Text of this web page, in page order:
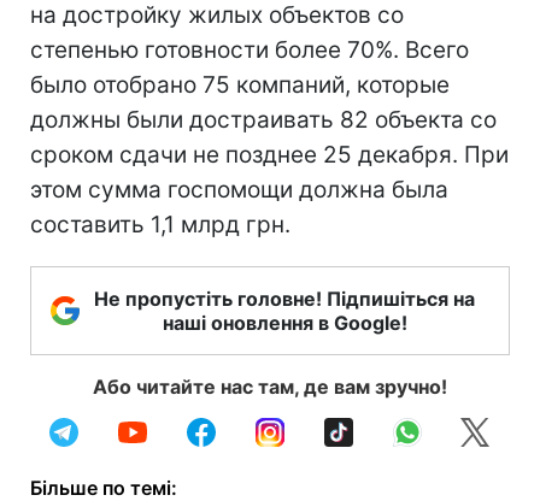
на достройку жилых объектов со
степенью готовности более 70%. Всего
было отобрано 75 компаний, которые
должны были достраивать 82 объекта со
сроком сдачи не позднее 25 декабря. При
этом сумма госпомощи должна была
составить 1,1 млрд грн.
Не пропустіть головне! Підпишіться на
наші оновлення в Google!
Або читайте нас там, де вам зручно!
Більше по темі: